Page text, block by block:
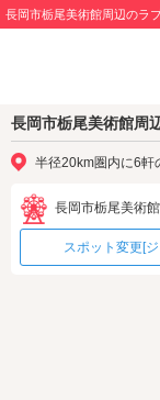
長岡市栃尾美術館周辺のラ
長岡市栃尾美術館周
半径20km圏内に6軒
長岡市栃尾美術館
スポット変更[